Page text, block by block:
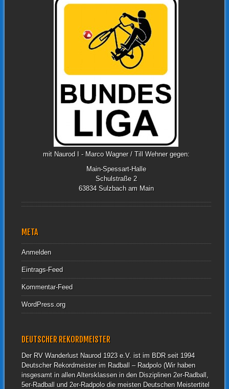
mit Naurod I - Marco Wagner / Till Wehner gegen:
Main-Spessart-Halle
Schulstraße 2
63834 Sulzbach am Main
META
Anmelden
Eintrags-Feed
Kommentar-Feed
WordPress.org
DEUTSCHER REKORDMEISTER
Der RV Wanderlust Naurod 1923 e.V. ist im BDR seit 1994
Deutscher Rekordmeister im Radball – Radpolo (Wir haben
insgesamt in allen Altersklassen in den Disziplinen 2er-Radball,
5er-Radball und 2er-Radpolo die meisten Deutschen Meistertitel